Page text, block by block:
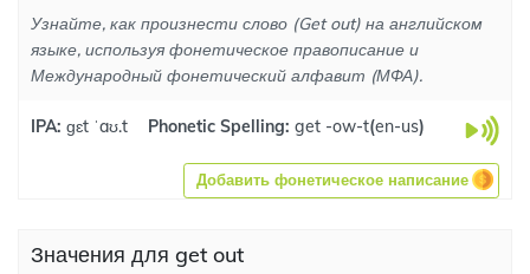
Узнайте, как произнести слово (Get out) на английском
языке, используя фонетическое правописание и
Международный фонетический алфавит (МФА).
IPA: ɡɛt ˈaʊ.t Phonetic Spelling: get -ow-t(en-us)
Добавить фонетическое написание
Значения для get out